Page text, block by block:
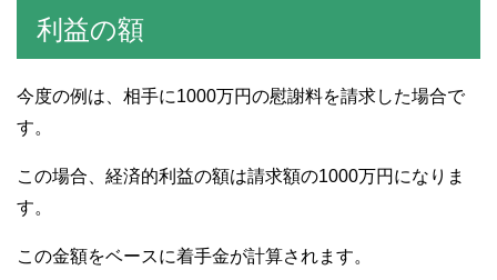
利益の額
今度の例は、相手に1000万円の慰謝料を請求した場合で
す。
この場合、経済的利益の額は請求額の1000万円になりま
す。
この金額をベースに着手金が計算されます。